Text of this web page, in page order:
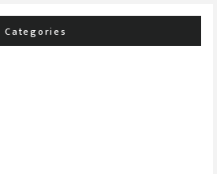
Categories